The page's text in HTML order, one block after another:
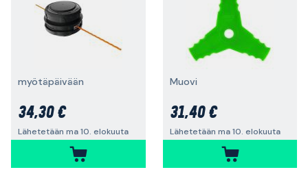
myötäpäivään
34,30 €
Lähetetään ma 10. elokuuta
Muovi
31,40 €
Lähetetään ma 10. elokuuta